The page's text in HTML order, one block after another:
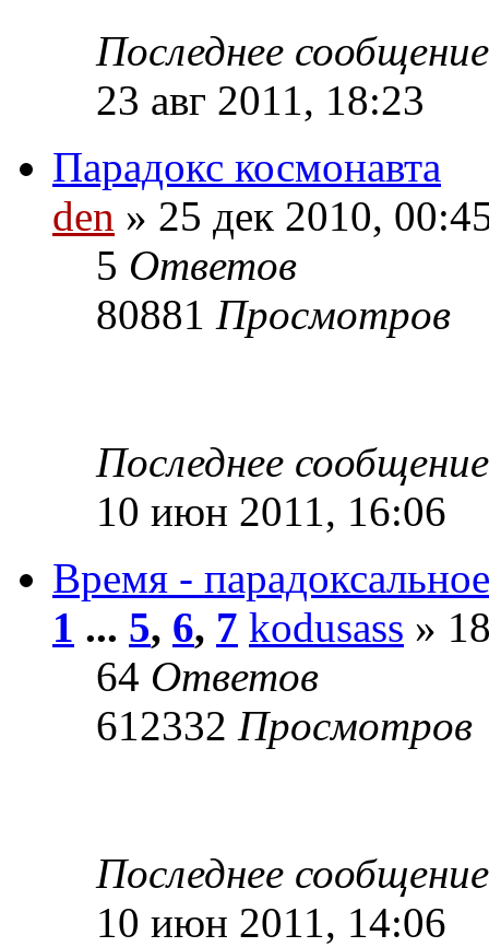
Последнее
23 авг 2011, 18:23
Парадокс космонавта
den » 25 дек 2010,
5 Ответов
80881 Просмотров
Последнее
10 июн 2011, 16:06
Время -
1 ... 5, 6, 7 kodusass »
64 Ответов
612332 Просмотров
Последнее
10 июн 2011, 14:06